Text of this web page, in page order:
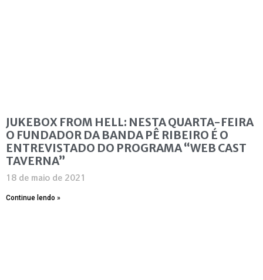
JUKEBOX FROM HELL: NESTA QUARTA-FEIRA
O FUNDADOR DA BANDA PÊ RIBEIRO É O
ENTREVISTADO DO PROGRAMA “WEB CAST
TAVERNA”
18 de maio de 2021
Continue lendo »